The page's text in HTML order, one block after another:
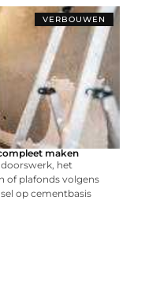
VERBOUWEN
maken
het
of plafonds volgens
op cementbasis